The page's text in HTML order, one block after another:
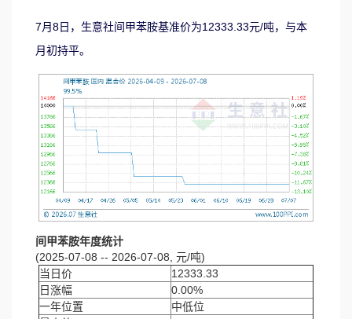
7月8日，生意社间甲苯胺基准价为12333.33元/吨，与本
月初持平。
间甲苯胺年度统计
(2025-07-08 -- 2026-07-08, 元/吨)
当日价
12333.33
日涨幅
0.00%
一年位置
中低位